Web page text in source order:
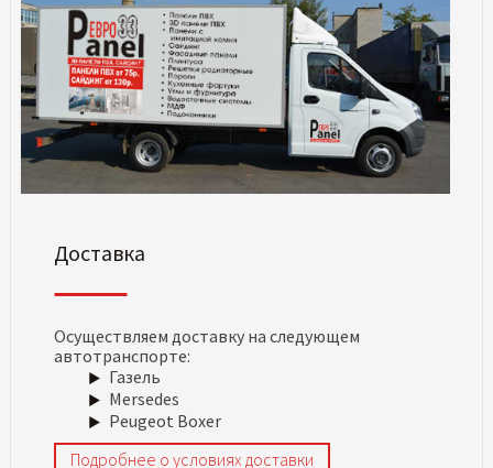
Доставка
Осуществляем доставку на следующем
автотранспорте:
Газель
Mersedes
Peugeot Boxer
Подробнее о условиях доставки